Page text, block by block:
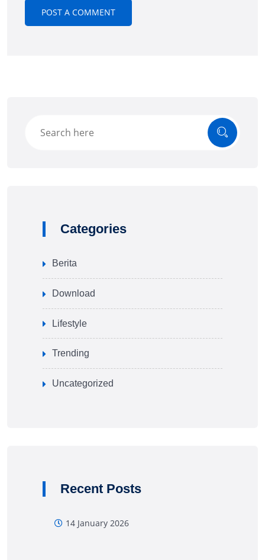
Categories
Berita
Download
Lifestyle
Trending
Uncategorized
Recent Posts
14 January 2026